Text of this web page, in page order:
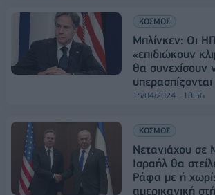
ΚΟΣΜΟΣ
Μπλίνκεν: Οι
«επιδιώκουν
θα συνεχίσουν
15/04/2024 - 18:56
ΚΟΣΜΟΣ
Νετανιάχου σε
Ισραήλ θα
Ράφα με ή
αμερικανική